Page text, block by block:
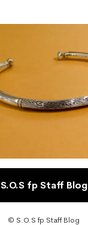
S.O.S fp Staff Blog
© S.O.S fp Staff Blog